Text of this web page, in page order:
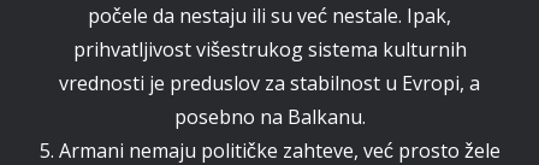
počele da nestaju ili su već nestale. Ipak,
prihvatljivost višestrukog sistema kulturnih
vrednosti je preduslov za stabilnost u Evropi, a
posebno na Balkanu.
5. Armani nemaju političke zahteve, već prosto žele